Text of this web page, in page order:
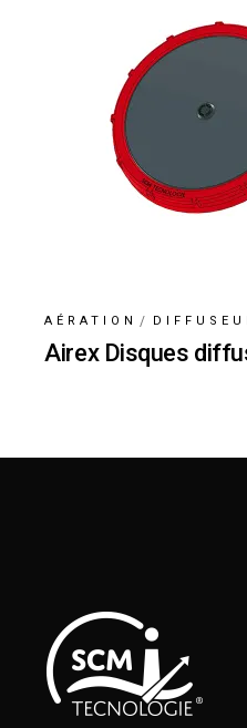
AÉRATION
Airex Disques